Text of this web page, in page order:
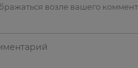
возле вашего